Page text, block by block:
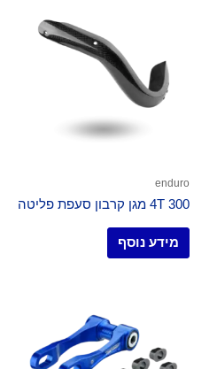
enduro
300 4T מגן קרבון סעפת פליטה
מידע נוסף